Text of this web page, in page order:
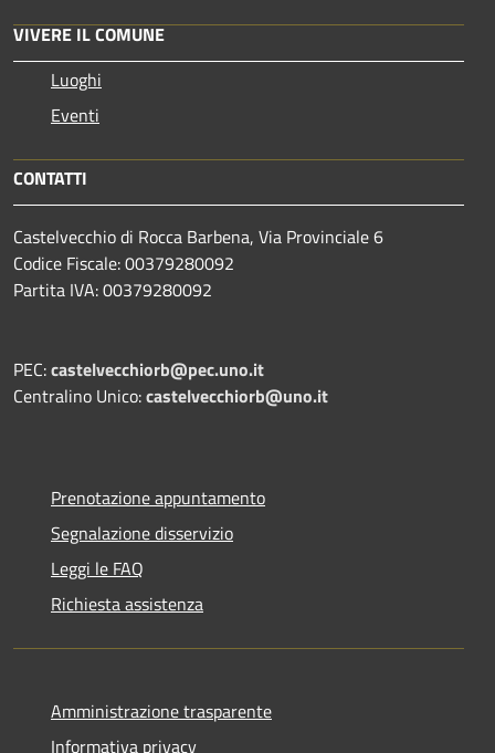
VIVERE IL COMUNE
Luoghi
Eventi
CONTATTI
Castelvecchio di Rocca Barbena, Via Provinciale 6
Codice Fiscale: 00379280092
Partita IVA: 00379280092
PEC:castelvecchiorb@pec.uno.it
Centralino Unico:castelvecchiorb@uno.it
Prenotazione appuntamento
Segnalazione disservizio
Leggi le FAQ
Richiesta assistenza
Amministrazione trasparente
Informativa privacy